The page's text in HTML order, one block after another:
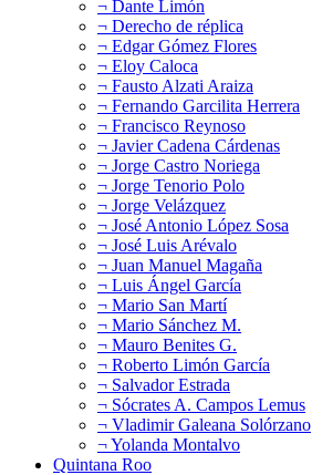
¬ Dante Limón
¬ Derecho de réplica
¬ Edgar Gómez Flores
¬ Eloy Caloca
¬ Fausto Alzati Araiza
¬ Fernando Garcilita Herrera
¬ Francisco Reynoso
¬ Javier Cadena Cárdenas
¬ Jorge Castro Noriega
¬ Jorge Tenorio Polo
¬ Jorge Velázquez
¬ José Antonio López Sosa
¬ José Luis Arévalo
¬ Juan Manuel Magaña
¬ Luis Ángel García
¬ Mario San Martí
¬ Mario Sánchez M.
¬ Mauro Benites G.
¬ Roberto Limón García
¬ Salvador Estrada
¬ Sócrates A. Campos Lemus
¬ Vladimir Galeana Solórzano
¬ Yolanda Montalvo
Quintana Roo